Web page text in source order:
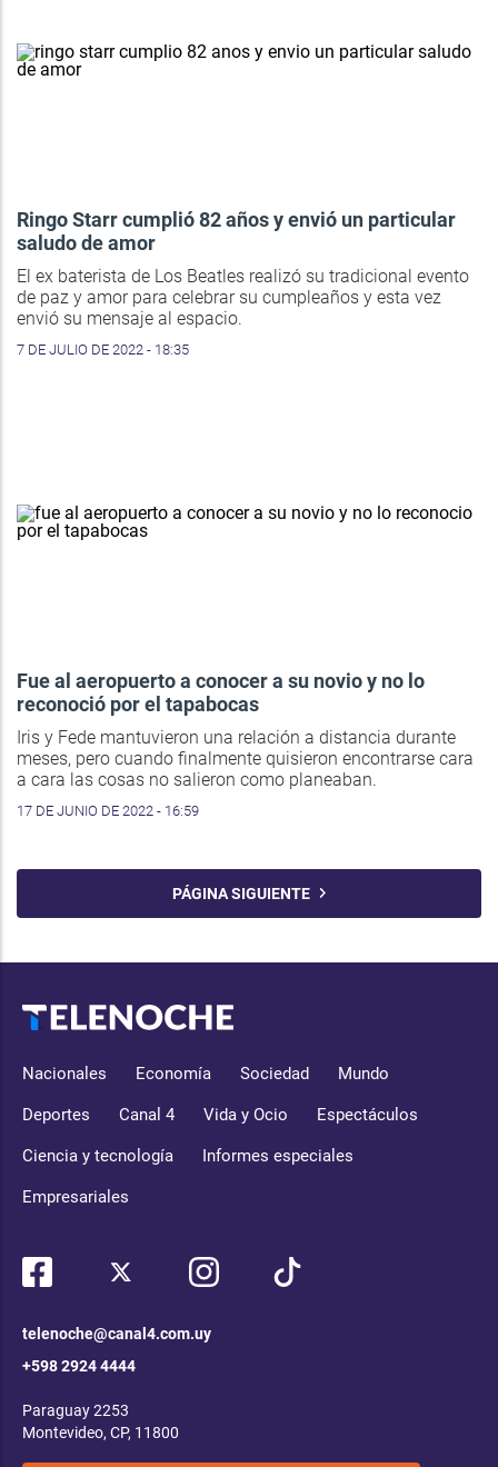
Ringo Starr cumplió 82 años y envió un particular
saludo de amor
El ex baterista de Los Beatles realizó su tradicional evento
de paz y amor para celebrar su cumpleaños y esta vez
envió su mensaje al espacio.
7 DE JULIO DE 2022 - 18:35
Fue al aeropuerto a conocer a su novio y no lo
reconoció por el tapabocas
Iris y Fede mantuvieron una relación a distancia durante
meses, pero cuando finalmente quisieron encontrarse cara
a cara las cosas no salieron como planeaban.
17 DE JUNIO DE 2022 - 16:59
PÁGINA SIGUIENTE
Nacionales Economía Sociedad Mundo
Deportes Canal 4 Vida y Ocio Espectáculos
Ciencia y tecnología Informes especiales
Empresariales
telenoche@canal4.com.uy
+598 2924 4444
Paraguay 2253
Montevideo, CP, 11800